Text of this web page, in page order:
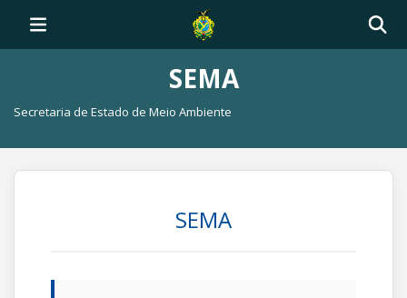
SEMA
Secretaria de Estado de Meio Ambiente
SEMA